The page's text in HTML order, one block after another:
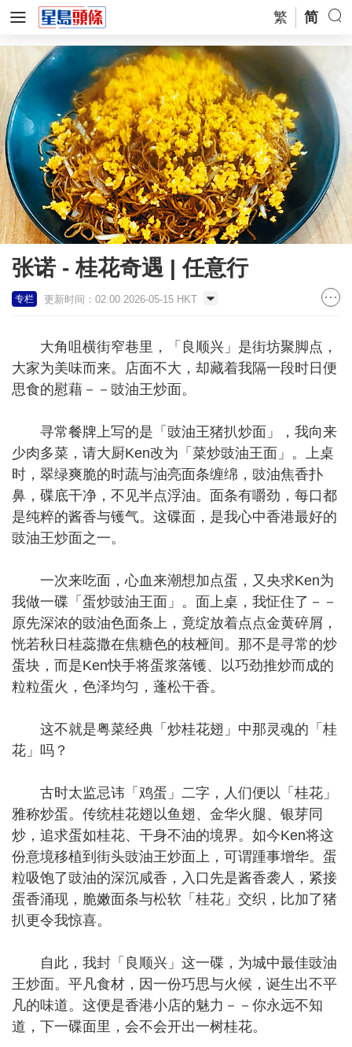
繁 简
张诺 - 桂花奇遇 | 任意行
专栏 更新时间：02:00 2026-05-15 HKT
大角咀横街窄巷里，「良顺兴」是街坊聚脚点，
大家为美味而来。店面不大，却藏着我隔一段时日便
思食的慰藉－－豉油王炒面。
寻常餐牌上写的是「豉油王猪扒炒面」，我向来
少肉多菜，请大厨Ken改为「菜炒豉油王面」。上桌
时，翠绿爽脆的时蔬与油亮面条缠绵，豉油焦香扑
鼻，碟底干净，不见半点浮油。面条有嚼劲，每口都
是纯粹的酱香与镬气。这碟面，是我心中香港最好的
豉油王炒面之一。
一次来吃面，心血来潮想加点蛋，又央求Ken为
我做一碟「蛋炒豉油王面」。面上桌，我怔住了－－
原先深浓的豉油色面条上，竟绽放着点点金黄碎屑，
恍若秋日桂蕊撒在焦糖色的枝桠间。那不是寻常的炒
蛋块，而是Ken快手将蛋浆落镬、以巧劲推炒而成的
粒粒蛋火，色泽均匀，蓬松干香。
这不就是粤菜经典「炒桂花翅」中那灵魂的「桂
花」吗？
古时太监忌讳「鸡蛋」二字，人们便以「桂花」
雅称炒蛋。传统桂花翅以鱼翅、金华火腿、银芽同
炒，追求蛋如桂花、干身不油的境界。如今Ken将这
份意境移植到街头豉油王炒面上，可谓踵事增华。蛋
粒吸饱了豉油的深沉咸香，入口先是酱香袭人，紧接
蛋香涌现，脆嫩面条与松软「桂花」交织，比加了猪
扒更令我惊喜。
自此，我封「良顺兴」这一碟，为城中最佳豉油
王炒面。平凡食材，因一份巧思与火候，诞生出不平
凡的味道。这便是香港小店的魅力－－你永远不知
道，下一碟面里，会不会开出一树桂花。